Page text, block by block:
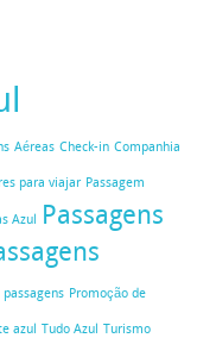
Aéreas Check-in Companhia
para viajar Passagem
Azul
Passagens
Promoção de
azul Tudo Azul Turismo